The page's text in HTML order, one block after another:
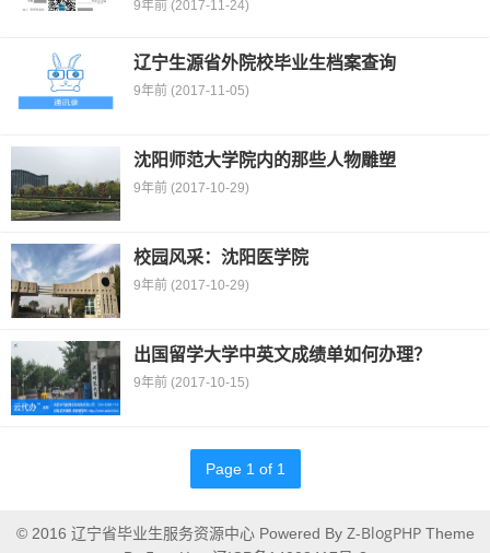
9年前 (2017-11-24)
辽宁生源省外院校毕业生档案查询
9年前 (2017-11-05)
沈阳师范大学院内的那些人物雕塑
9年前 (2017-10-29)
校园风采：沈阳医学院
9年前 (2017-10-29)
出国留学大学中英文成绩单如何办理？
9年前 (2017-10-15)
Page 1 of 1
© 2016 辽宁省毕业生服务资源中心Powered By Z-BlogPHPTheme